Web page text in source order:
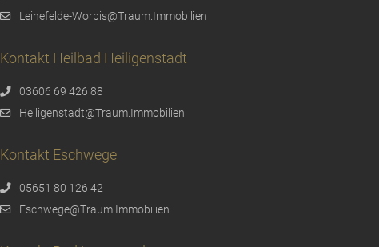
Leinefelde-Worbis@Traum.Immobilien
Kontakt Heilbad Heiligenstadt
03606 69 426 88
Heiligenstadt@Traum.Immobilien
Kontakt Eschwege
05651 80 126 42
Eschwege@Traum.Immobilien